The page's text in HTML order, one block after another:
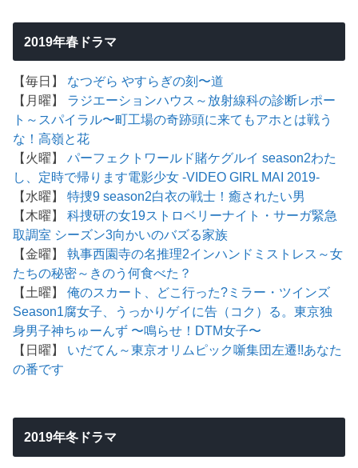
2019年春ドラマ
【毎日】 なつぞら やすらぎの刻〜道
【月曜】 ラジエーションハウス～放射線科の診断レポー
ト～ スパイラル〜町工場の奇跡頭に来てもアホとは戦う
な！高嶺と花
【火曜】パーフェクトワールド賭ケグルイ season2わた
し、定時で帰ります電影少女 -VIDEO GIRL MAI 2019-
【水曜】特捜9 season2白衣の戦士！癒されたい男
【木曜】科捜研の女19ストロベリーナイト・サーガ緊急
取調室 シーズン3向かいのバズる家族
【金曜】執事西園寺の名推理2インハンド ミストレス～女
たちの秘密～ きのう何食べた？
【土曜】俺のスカート、どこ行った? ミラー・ツインズ
Season1腐女子、うっかりゲイに告（コク）る。東京独
身男子神ちゅーんず 〜鳴らせ！DTM女子〜
【日曜】 いだてん～東京オリムピック噺集団左遷!!あなた
の番です
2019年冬ドラマ